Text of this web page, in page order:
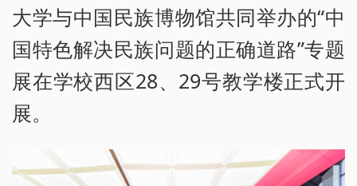
大学与中国民族博物馆共同举办的“中
国特色解决民族问题的正确道路”专题
展在学校西区28、29号教学楼正式开
展。